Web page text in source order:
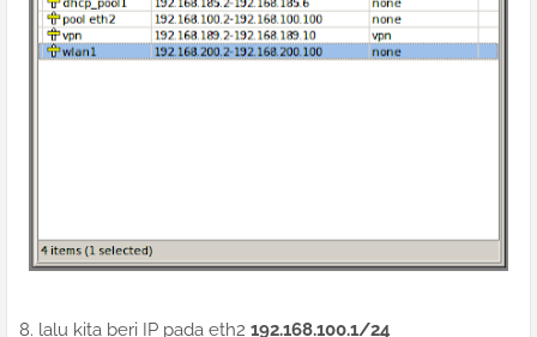
8. lalu kita beri IP pada eth2 192.168.100.1/24